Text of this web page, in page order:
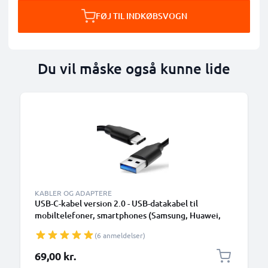
FØJ TIL INDKØBSVOGN
Du vil måske også kunne lide
KABLER OG ADAPTERE
USB-C-kabel version 2.0 - USB-datakabel til
mobiltelefoner, smartphones (Samsung, Huawei,
Sony, GoPro) og mange flere - 1,0m 3A-
opladerkabel med USB Type C-stik
(6 anmeldelser)
69,00 kr.